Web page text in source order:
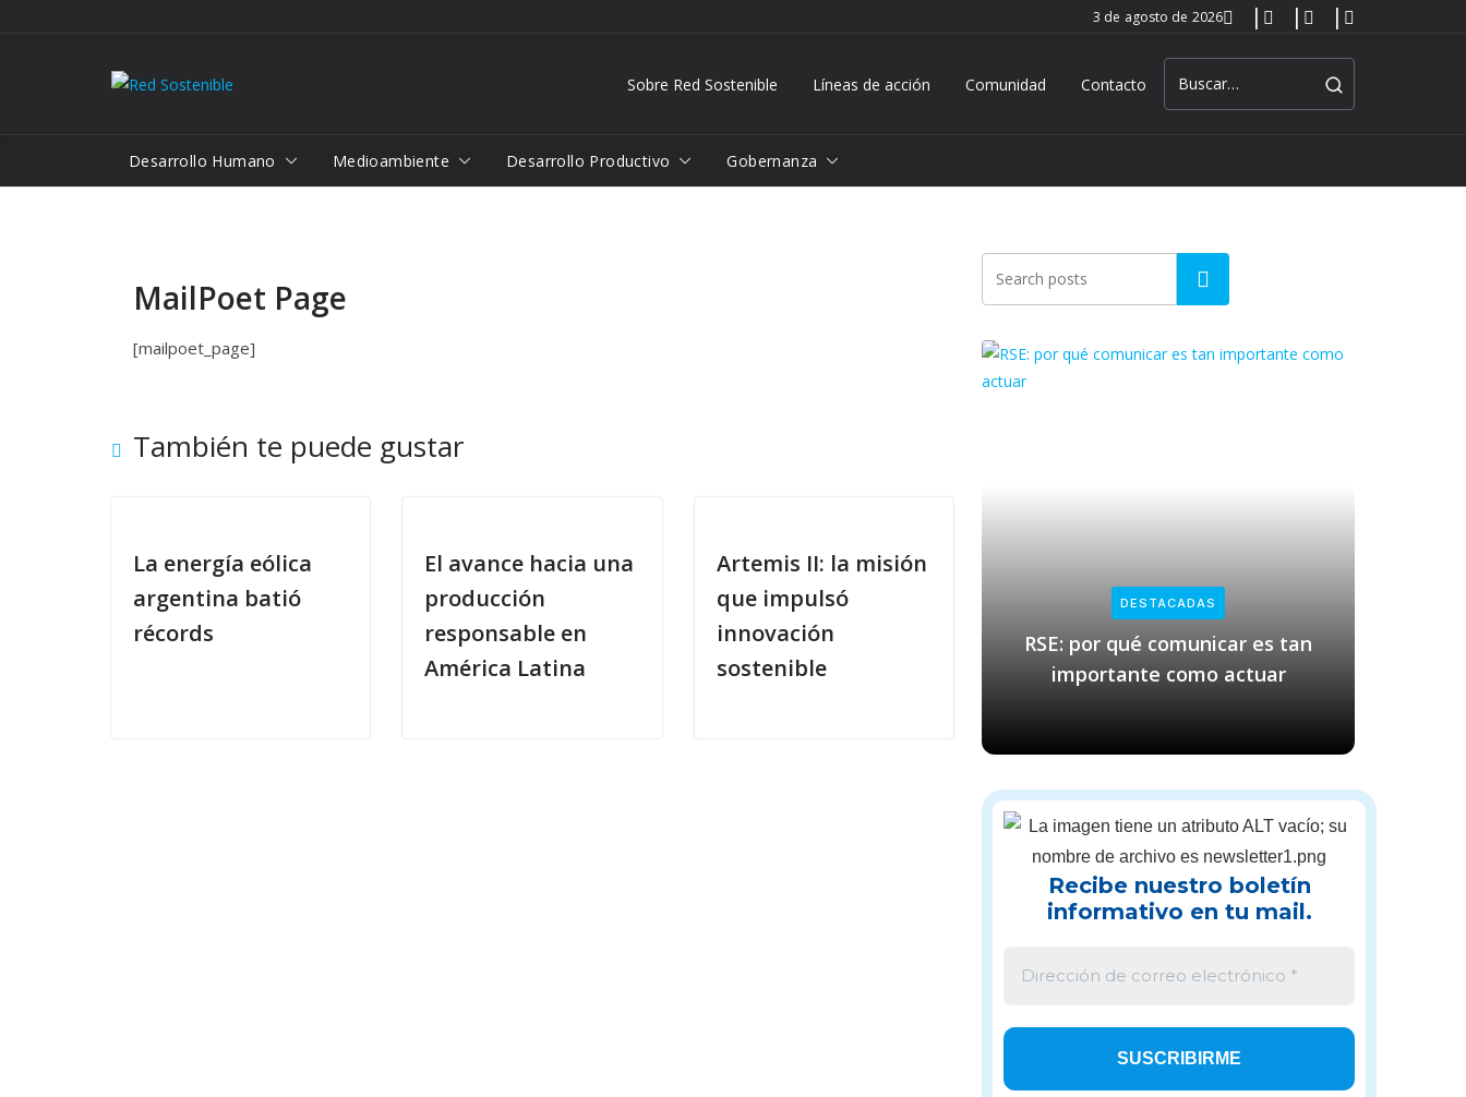
3 de agosto de 2026
Sobre Red Sostenible Líneas de acción Comunidad Contacto
Desarrollo Humano Medioambiente Desarrollo Productivo Gobernanza
MailPoet Page
[mailpoet_page]
También te puede gustar
La energía eólica
argentina batió
récords
El avance hacia una
producción
responsable en
América Latina
Artemis II: la misión
que impulsó
innovación
sostenible
DESTACADAS
RSE: por qué comunicar es tan
importante como actuar
Recibe nuestro boletín
informativo en tu mail.